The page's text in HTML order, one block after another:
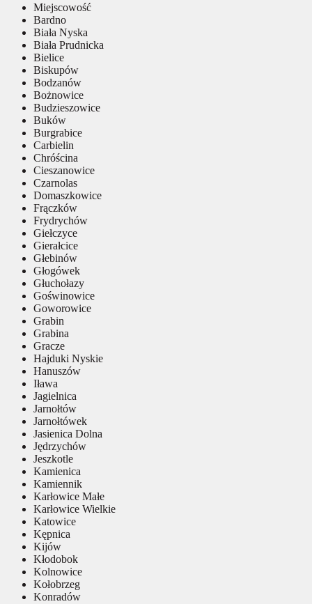
Miejscowość
Bardno
Biała Nyska
Biała Prudnicka
Bielice
Biskupów
Bodzanów
Bożnowice
Budzieszowice
Buków
Burgrabice
Carbielin
Chróścina
Cieszanowice
Czarnolas
Domaszkowice
Frączków
Frydrychów
Giełczyce
Gierałcice
Głebinów
Głogówek
Głuchołazy
Goświnowice
Goworowice
Grabin
Grabina
Gracze
Hajduki Nyskie
Hanuszów
Iława
Jagielnica
Jarnołtów
Jarnołtówek
Jasienica Dolna
Jędrzychów
Jeszkotle
Kamienica
Kamiennik
Karłowice Małe
Karłowice Wielkie
Katowice
Kępnica
Kijów
Kłodobok
Kolnowice
Kołobrzeg
Konradów